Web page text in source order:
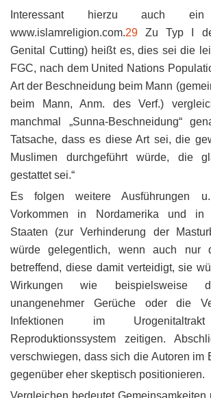
Interessant hierzu auch
www.islamreligion.com.29 Zu Typ I
Genital Cutting) heißt es, dies sei die
FGC, nach dem United Nations
Art der Beschneidung beim Mann
beim Mann, Anm. des Verf.)
manchmal „Sunna-Beschneidung“
Tatsache, dass es diese Art sei, die
Muslimen durchgeführt würde, die
gestattet sei.“
Es folgen weitere Ausführungen
Vorkommen in Nordamerika und in
Staaten (zur Verhinderung der
würde gelegentlich, wenn auch nur
betreffend, diese damit verteidigt, sie
Wirkungen wie beispielsweise
unangenehmer Gerüche oder die
Infektionen im
Reproduktionssystem zeitigen.
verschwiegen, dass sich die Autoren im
gegenüber eher skeptisch positionieren.
Vergleichen bedeutet Gemeinsamkeiten